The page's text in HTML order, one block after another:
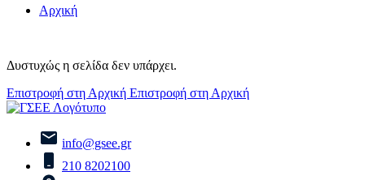
Αρχική
Δυστυχώς η σελίδα δεν υπάρχει.
Επιστροφή στη Αρχική Επιστροφή στη Αρχική
info@gsee.gr
210 8202100